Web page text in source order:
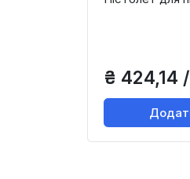
₴ 424,14 /